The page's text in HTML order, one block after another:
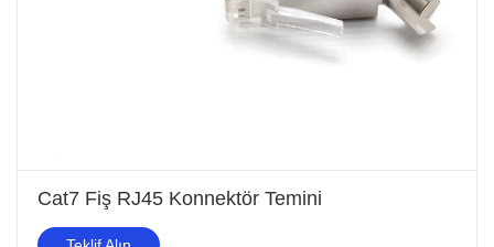
Cat7 Fiş RJ45 Konnektör Temini